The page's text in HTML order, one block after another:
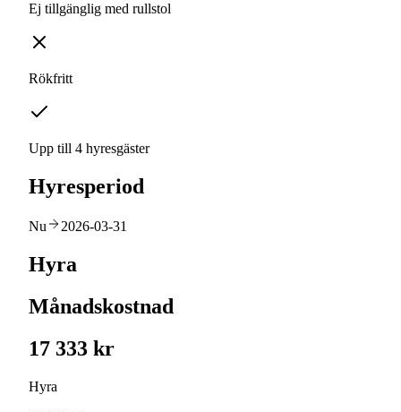
Ej tillgänglig med rullstol
Rökfritt
Upp till 4 hyresgäster
Hyresperiod
Nu 2026-03-31
Hyra
Månadskostnad
17 333 kr
Hyra